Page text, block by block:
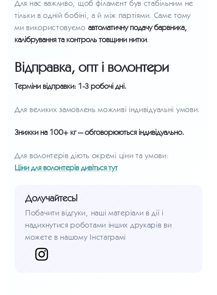
Для нас важливо, щоб філамент був стабільним не
тільки в одній бобіні, а й між партіями. Саме тому
ми використовуємо автоматичну подачу барвника,
калібрування та контроль товщини нитки.
Відправка, опт і волонтери
Терміни відправки: 1-3 робочі дні.
Для великих замовлень можливі індивідуальні умови.
Знижки на 100+ кг — обговорюються індивідуально.
Для волонтерів діють окремі ціни та умови:
Ціни для волонтерів дивіться тут
Долучайтесь!
Побачити відгуки, наші матеріали в дії і
надихнутися роботами інших друкарів ви
можете в нашому Інстаграмі